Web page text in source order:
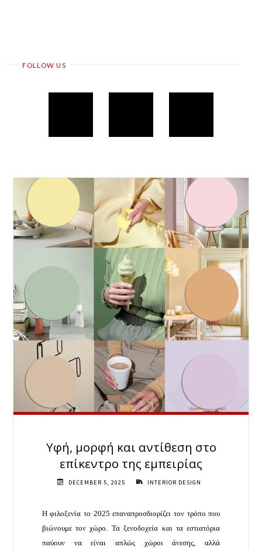
FOLLOW US
Υφή, μορφή και αντίθεση στο
επίκεντρο της εμπειρίας
DECEMBER 5, 2025 INTERIOR DESIGN
Η φιλοξενία το 2025 επαναπροσδιορίζει τον τρόπο που
βιώνουμε τον χώρο. Τα ξενοδοχεία και τα εστιατόρια
παύουν να είναι απλώς χώροι άνεσης, αλλά